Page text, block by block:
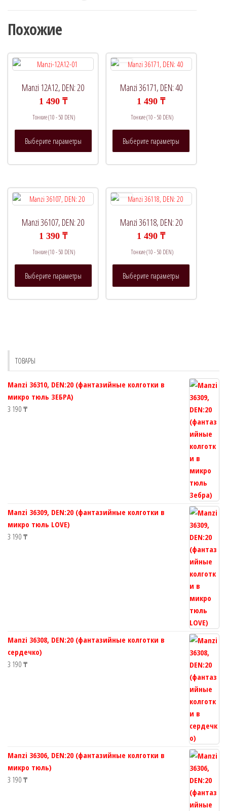
Похожие
Manzi 12A12, DEN: 20
1 490 ₸
Тонкие (10 - 50 DEN)
Выберите параметры
Этот
Опции
можно
Manzi 36171, DEN: 40
1 490₸
Тонкие (10 - 50 DEN)
Выберите параметры
Опции
можно
Manzi 36107, DEN: 20
1 390 ₸
Тонкие (10 - 50 DEN)
Выберите параметры
Этот
товара.
Manzi 36118, DEN: 20
1 490₸
Тонкие (10 - 50 DEN)
Выберите параметры
странице
товара.
ТОВАРЫ
Manzi 36310, DEN:20 (фантазийные колготки в
микро тюль ЗЕБРА)
3 190 ₸
Manzi 36309, DEN:20 (фантазийные колготки в
микро тюль LOVE)
3 190 ₸
Manzi 36308, DEN:20 (фантазийные колготки в
сердечко)
3 190 ₸
Manzi 36306, DEN:20 (фантазийные колготки в
микро тюль)
3 190 ₸